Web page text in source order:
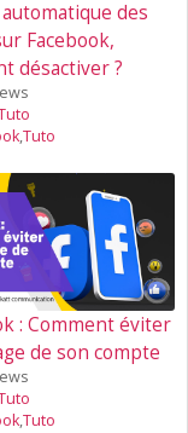
des
Facebook,
désactiver ?
,Tuto
: Comment éviter
de son compte
,Tuto